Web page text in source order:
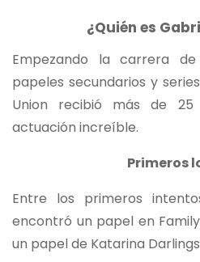
¿Quién es
Empezando la carrera
papeles secundarios y
Union recibió más de 25
actuación increíble.
Primeros
Entre los primeros
encontró un papel en
un papel de Katarina